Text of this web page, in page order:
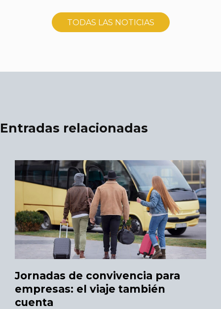
TODAS LAS NOTICIAS
Entradas relacionadas
Jornadas de convivencia para
empresas: el viaje también
cuenta